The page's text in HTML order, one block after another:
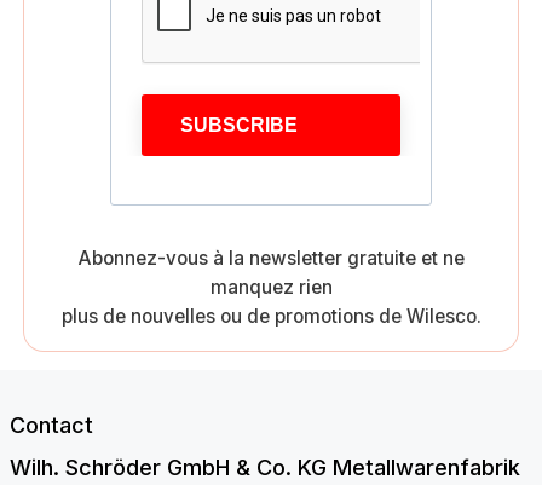
SUBSCRIBE
Abonnez-vous à la newsletter gratuite et ne
manquez rien
plus de nouvelles ou de promotions de Wilesco.
Contact
Wilh. Schröder GmbH & Co. KG Metallwarenfabrik